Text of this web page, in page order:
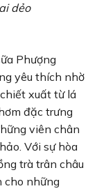
dẻo
Phượng
yêu thích nhờ
xuất từ lá
đặc trưng
viên chân
Với sự hòa
trà trân châu
cho những